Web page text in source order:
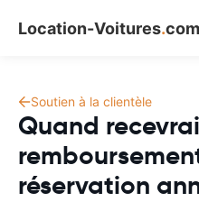
Location-Voitures.com
Soutien à la clientèle
Quand
réservation